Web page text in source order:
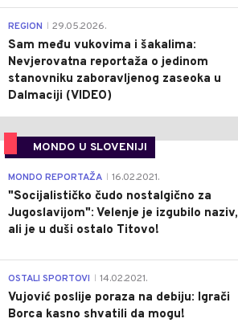
REGION 29.05.2026.
Sam među vukovima i šakalima:
Nevjerovatna reportaža o jedinom
stanovniku zaboravljenog zaseoka u
Dalmaciji (VIDEO)
MONDO U SLOVENIJI
MONDO REPORTAŽA 16.02.2021.
"Socijalističko čudo nostalgično za
Jugoslavijom": Velenje je izgubilo naziv,
ali je u duši ostalo Titovo!
OSTALI SPORTOVI 14.02.2021.
Vujović poslije poraza na debiju: Igrači
Borca kasno shvatili da mogu!